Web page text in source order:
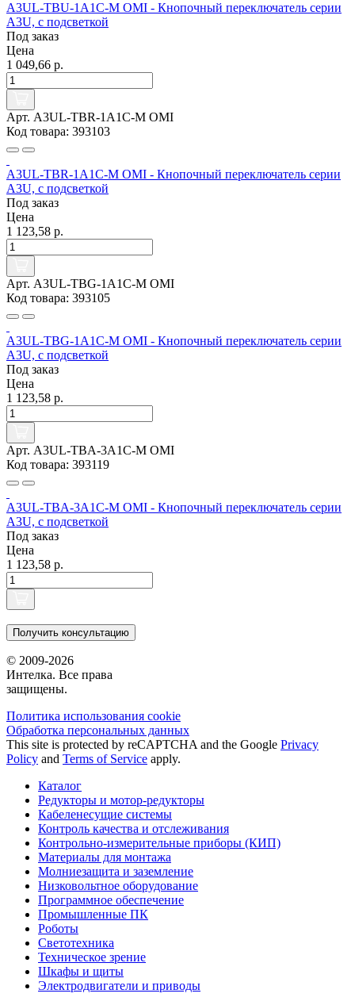
A3UL-TBU-1A1C-M OMI - Кнопочный переключатель серии
A3U, с подсветкой
Под заказ
Цена
1 049,66 р.
Арт. A3UL-TBR-1A1C-M OMI
Код товара: 393103
A3UL-TBR-1A1C-M OMI - Кнопочный переключатель серии
A3U, с подсветкой
Под заказ
Цена
1 123,58 р.
Арт. A3UL-TBG-1A1C-M OMI
Код товара: 393105
A3UL-TBG-1A1C-M OMI - Кнопочный переключатель серии
A3U, с подсветкой
Под заказ
Цена
1 123,58 р.
Арт. A3UL-TBA-3A1C-M OMI
Код товара: 393119
A3UL-TBA-3A1C-M OMI - Кнопочный переключатель серии
A3U, с подсветкой
Под заказ
Цена
1 123,58 р.
Получить консультацию
© 2009-2026
Интелка. Все права
защищены.
Политика использования сookie
Обработка персональных данных
This site is protected by reCAPTCHA and the Google Privacy
Policy and Terms of Service apply.
Каталог
Редукторы и мотор-редукторы
Кабеленесущие системы
Контроль качества и отслеживания
Контрольно-измерительные приборы (КИП)
Материалы для монтажа
Молниезащита и заземление
Низковольтное оборудование
Программное обеспечение
Промышленные ПК
Роботы
Светотехника
Техническое зрение
Шкафы и щиты
Электродвигатели и приводы